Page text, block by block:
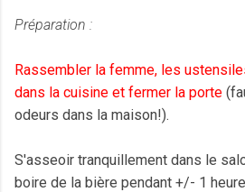
Préparation :
Rassembler la femme, les
dans la cuisine et fermer la porte
odeurs dans la maison!).
S'asseoir tranquillement dans le
boire de la bière pendant +/- 1